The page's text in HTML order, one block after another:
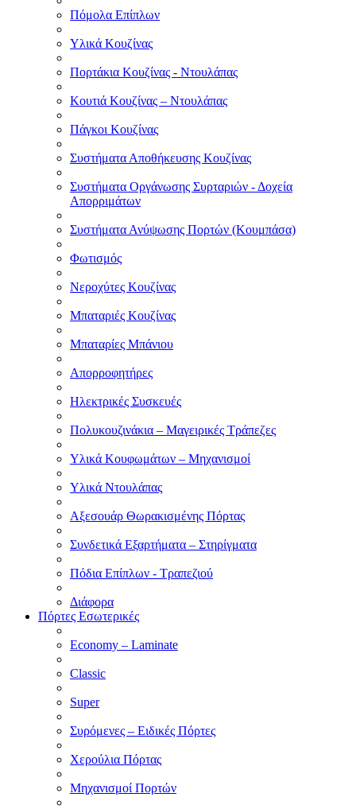
Πόμολα Επίπλων
Υλικά Κουζίνας
Πορτάκια Κουζίνας - Ντουλάπας
Κουτιά Κουζίνας – Ντουλάπας
Πάγκοι Κουζίνας
Συστήματα Αποθήκευσης Κουζίνας
Συστήματα Οργάνωσης Συρταριών - Δοχεία
Απορριμάτων
Συστήματα Ανύψωσης Πορτών (Κουμπάσα)
Φωτισμός
Νεροχύτες Κουζίνας
Μπαταριές Κουζίνας
Μπαταρίες Μπάνιου
Απορροφητήρες
Ηλεκτρικές Συσκευές
Πολυκουζινάκια – Μαγειρικές Τράπεζες
Υλικά Κουφωμάτων – Μηχανισμοί
Υλικά Ντουλάπας
Αξεσουάρ Θωρακισμένης Πόρτας
Συνδετικά Εξαρτήματα – Στηρίγματα
Πόδια Επίπλων - Τραπεζιού
Διάφορα
Πόρτες Εσωτερικές
Economy – Laminate
Classic
Super
Συρόμενες – Ειδικές Πόρτες
Χερούλια Πόρτας
Μηχανισμοί Πορτών